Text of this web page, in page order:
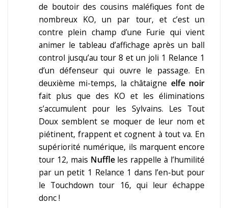
de boutoir des cousins maléfiques font de
nombreux KO, un par tour, et c’est un
contre plein champ d’une Furie qui vient
animer le tableau d’affichage après un ball
control jusqu’au tour 8 et un joli 1 Relance 1
d’un défenseur qui ouvre le passage. En
deuxième mi-temps, la châtaigne elfe noir
fait plus que des KO et les éliminations
s’accumulent pour les Sylvains. Les Tout
Doux semblent se moquer de leur nom et
piétinent, frappent et cognent à tout va. En
supériorité numérique, ils marquent encore
tour 12, mais Nuffleles rappelle à l’humilité
par un petit 1 Relance 1 dans l’en-but pour
le Touchdown tour 16, qui leur échappe
donc !